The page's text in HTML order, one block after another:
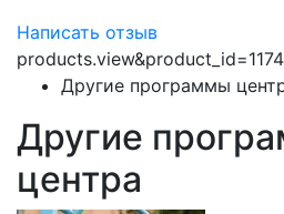
Написать отзыв
Другие программы
Другие
центра